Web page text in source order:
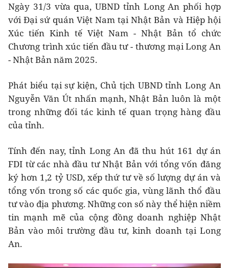
Ngày 31/3 vừa qua, UBND tỉnh Long An phối hợp
với Đại sứ quán Việt Nam tại Nhật Bản và Hiệp hội
Xúc tiến Kinh tế Việt Nam - Nhật Bản tổ chức
Chương trình xúc tiến đầu tư - thương mại Long An
- Nhật Bản năm 2025.
Phát biểu tại sự kiện, Chủ tịch UBND tỉnh Long An
Nguyễn Văn Út nhấn mạnh, Nhật Bản luôn là một
trong những đối tác kinh tế quan trọng hàng đầu
của tỉnh.
Tính đến nay, tỉnh Long An đã thu hút 161 dự án
FDI từ các nhà đầu tư Nhật Bản với tổng vốn đăng
ký hơn 1,2 tỷ USD, xếp thứ tư về số lượng dự án và
tổng vốn trong số các quốc gia, vùng lãnh thổ đầu
tư vào địa phương. Những con số này thể hiện niềm
tin mạnh mẽ của cộng đồng doanh nghiệp Nhật
Bản vào môi trường đầu tư, kinh doanh tại Long
An.